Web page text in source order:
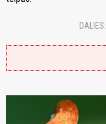
DALIES: